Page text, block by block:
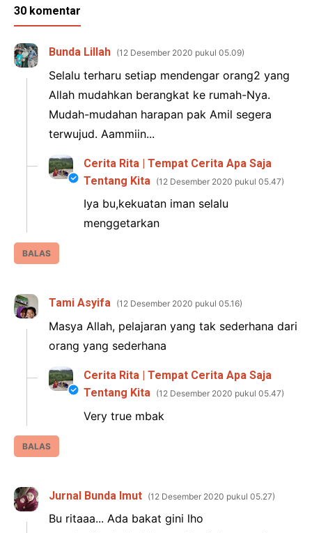
30 komentar
Bunda Lillah 12 Desember 2020 pukul 05.09
Selalu terharu setiap mendengar orang2 yang
Allah mudahkan berangkat ke rumah-Nya.
Mudah-mudahan harapan pak Amil segera
terwujud. Aammiin...
BALAS
Cerita Rita | Tempat Cerita Apa Saja
Tentang Kita
12 Desember 2020 pukul 05.47
Iya bu,kekuatan iman selalu
menggetarkan
Tami Asyifa 12 Desember 2020 pukul 05.16
Masya Allah, pelajaran yang tak sederhana dari
orang yang sederhana
BALAS
Cerita Rita | Tempat Cerita Apa Saja
Tentang Kita
12 Desember 2020 pukul 05.47
Very true mbak
Jurnal Bunda Imut 12 Desember 2020 pukul 05.27
Bu ritaaa... Ada bakat gini lho